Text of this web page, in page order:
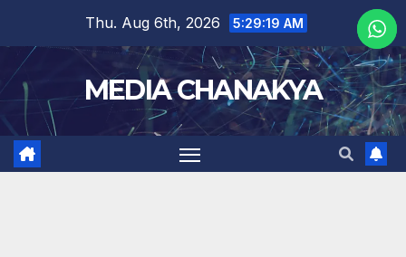
Thu. Aug 6th, 2026 5:29:20 AM
MEDIA CHANAKYA